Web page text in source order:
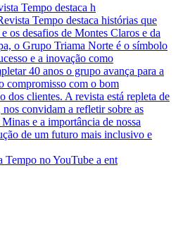
Tempo destaca h
no YouTube a ent